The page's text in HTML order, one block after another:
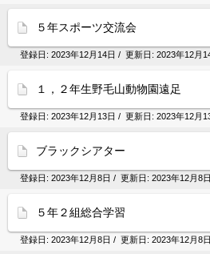
５年スポーツ交流会
登録日: 2023年12月14日 / 更新日: 2023年12月
１，２年生野毛山動物園遠足
登録日: 2023年12月13日 / 更新日: 2023年12月
ブラックシアター
登録日: 2023年12月8日 / 更新日: 2023年12月8日
５年２組総合学習
登録日: 2023年12月8日 / 更新日: 2023年12月8日